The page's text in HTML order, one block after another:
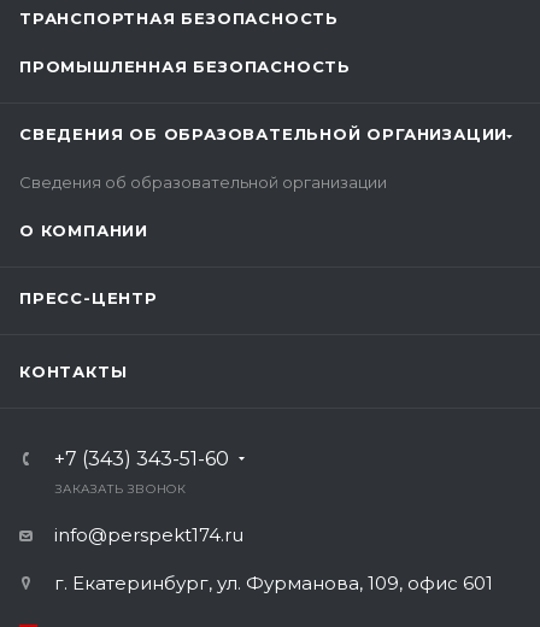
ТРАНСПОРТНАЯ БЕЗОПАСНОСТЬ
ПРОМЫШЛЕННАЯ БЕЗОПАСНОСТЬ
СВЕДЕНИЯ ОБ ОБРАЗОВАТЕЛЬНОЙ ОРГАНИЗАЦИИ
Сведения об образовательной организации
О КОМПАНИИ
ПРЕСС-ЦЕНТР
КОНТАКТЫ
+7 (343) 343-51-60
ЗАКАЗАТЬ ЗВОНОК
info@perspekt174.ru
г. Екатеринбург, ул. Фурманова, 109, офис 601